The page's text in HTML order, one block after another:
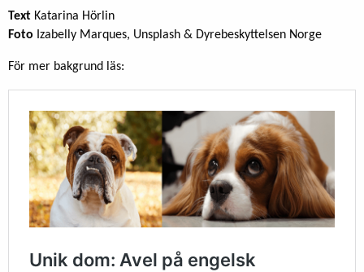
Text Katarina Hörlin
Foto Izabelly Marques, Unsplash & Dyrebeskyttelsen Norge
För mer bakgrund läs: